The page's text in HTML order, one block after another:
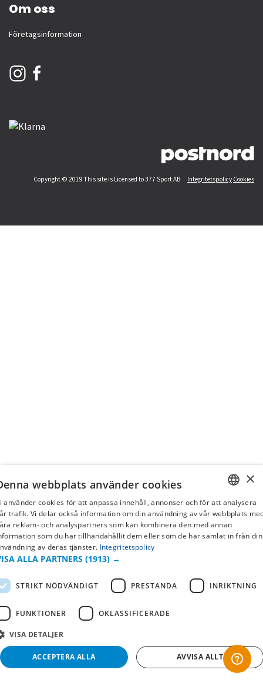
Om oss
Företagsinformation
Copyright © 2019 This site is Licensed to 377 Sport AB Integritetspolicy Cookies
SWEDISH
FI
×
webbplats använder cookies
använder cookies för att anpassa innehåll, annonser och för att analysera
trafik. Vi delar också information om din användning av vår webbplats
reklam- och analyspartners som kan kombinera den med annan
som du har tillhandahållit dem eller som de har samlat in från din
av deras tjänster. Integritetspolicy
ALLA PARTNERS (1913) →
STRIKT NÖDVÄNDIGT PRESTANDA INRIKTNING
FUNKTIONER OKLASSIFICERADE
VISA DETALJER
ACCEPTERA ALLA AVVISA ALLT